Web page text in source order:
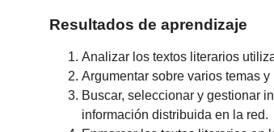
Resultados de aprendizaje
Analizar los textos literarios
Argumentar sobre varios temas
Buscar, seleccionar y gestionar
información distribuida en la red.